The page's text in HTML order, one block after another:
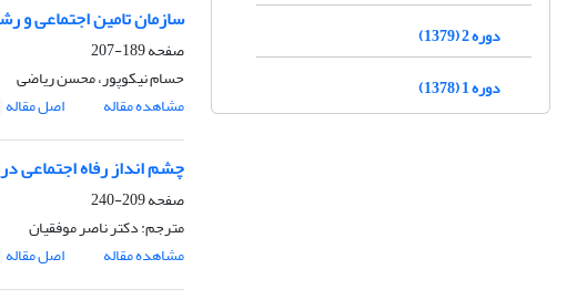
سازمان تامین اجتماعی و
صفحه189-207
حسام نیکوپور، محسن ریاضی
مشاهده مقاله
اصل مقاله
چشم انداز رفاه اجتماعی
صفحه209-240
مترجم: دکتر ناصر موفقیان
مشاهده مقاله
اصل مقاله
دوره 2 (1379)
دوره 1 (1378)